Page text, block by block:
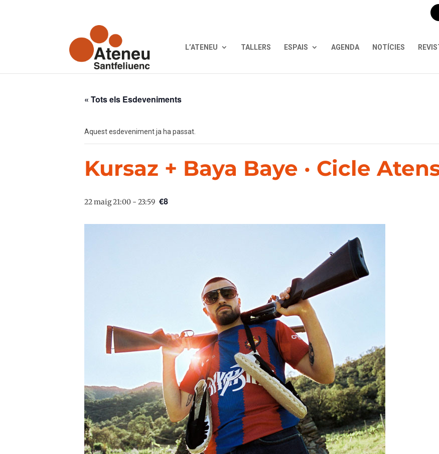
L’ATENEU TALLERS ESPAIS AGENDA NOTÍCIES
« Tots els Esdeveniments
Aquest esdeveniment ja ha passat.
Kursaz + Baya Baye · Cicle
22 maig 21:00 - 23:59 €8